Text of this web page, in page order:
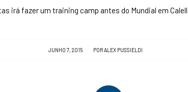
irá fazer um training camp antes do Mundial em
JUNHO 7, 2015
/ POR ALEX PUSSIELDI